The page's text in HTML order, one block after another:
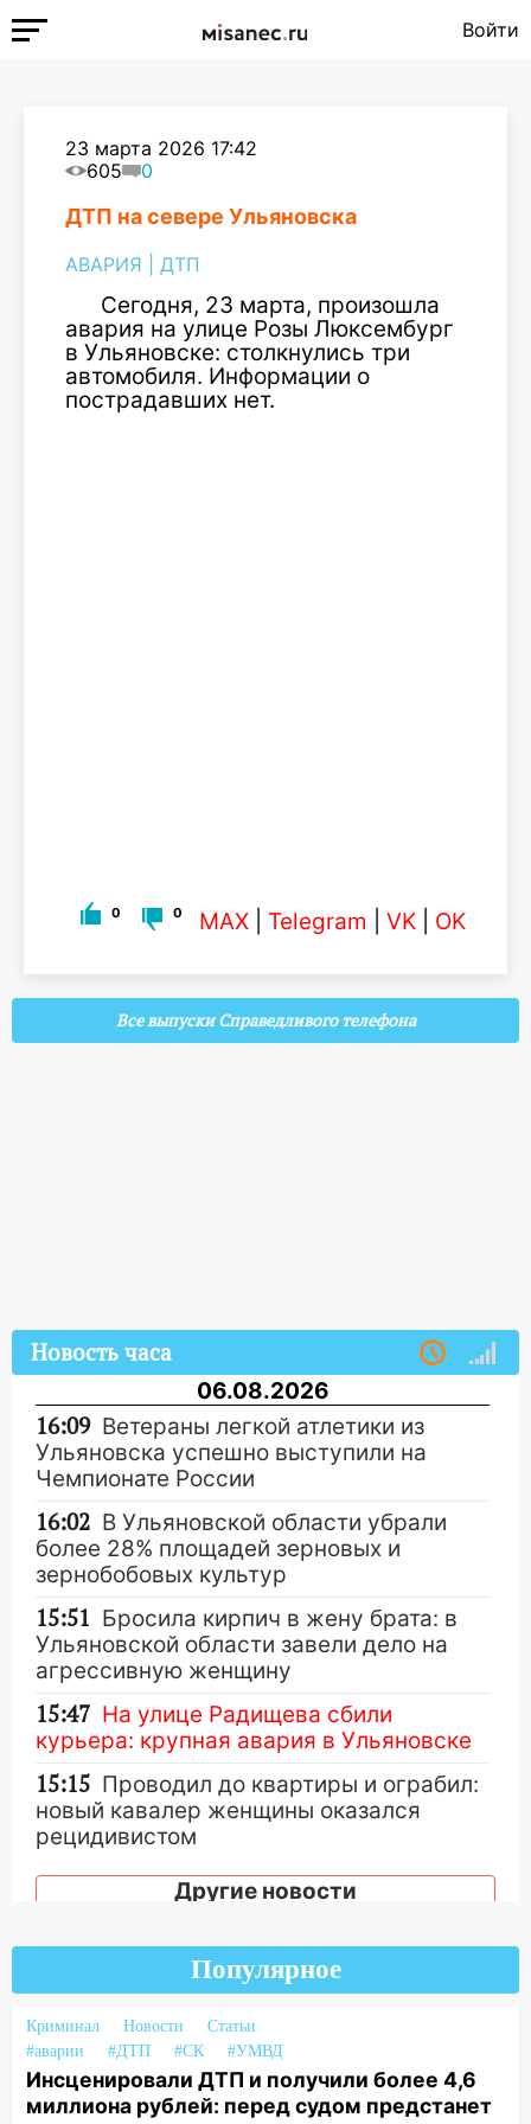
Войти
23 марта 2026 17:42
605
0
ДТП на севере Ульяновска
АВАРИЯ ДТП
Сегодня, 23 марта, произошла
авария на улице Розы Люксембург
в Ульяновске: столкнулись три
автомобиля. Информации о
пострадавших нет.
0 0 MAX Telegram VK OK
Все выпуски Справедливого телефона
Новость часа
06.08.2026
16:09 Ветераны легкой атлетики из
Ульяновска успешно выступили на
Чемпионате России
16:02 В Ульяновской области убрали
более 28% площадей зерновых и
зернобобовых культур
15:51 Бросила кирпич в жену брата: в
Ульяновской области завели дело на
агрессивную женщину
15:47 На улице Радищева сбили
курьера: крупная авария в Ульяновске
15:15 Проводил до квартиры и ограбил:
новый кавалер женщины оказался
рецидивистом
14:26 В Ульяновске ограничат движение
по улице Ефремова
14:23 67% ульяновцев готовы
передумать увольняться, если им
повысят зарплату
14:01
Инсценировали ДТП и получили
более 4,6 миллиона рублей: перед
судом предстанет банда
Другие новости
Популярное
Криминал Новости
Статьи
#аварии
#ДТП #СК #УМВД
Инсценировали ДТП и получили более 4,6
миллиона рублей: перед судом предстанет